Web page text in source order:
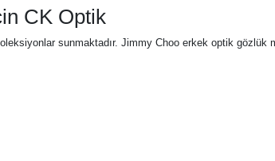
CK Optik
sunmaktadır. Jimmy Choo erkek optik